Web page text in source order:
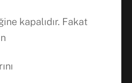
kapalıdır. Fakat